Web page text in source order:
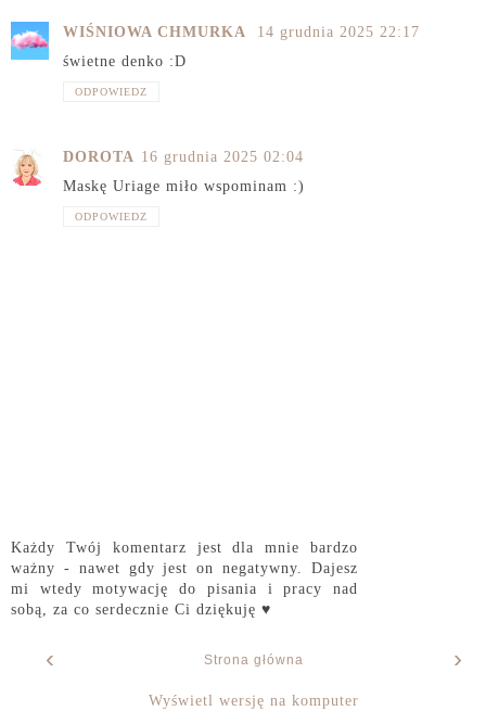
WIŚNIOWA CHMURKA
14 grudnia 2025 22:17
świetne denko :D
ODPOWIEDZ
DOROTA 16 grudnia 2025 02:04
Maskę Uriage miło wspominam :)
ODPOWIEDZ
Każdy Twój komentarz jest dla mnie bardzo
ważny - nawet gdy jest on negatywny. Dajesz
mi wtedy motywację do pisania i pracy nad
sobą, za co serdecznie Ci dziękuję ♥
‹ ›
Strona główna
Wyświetl wersję na komputer